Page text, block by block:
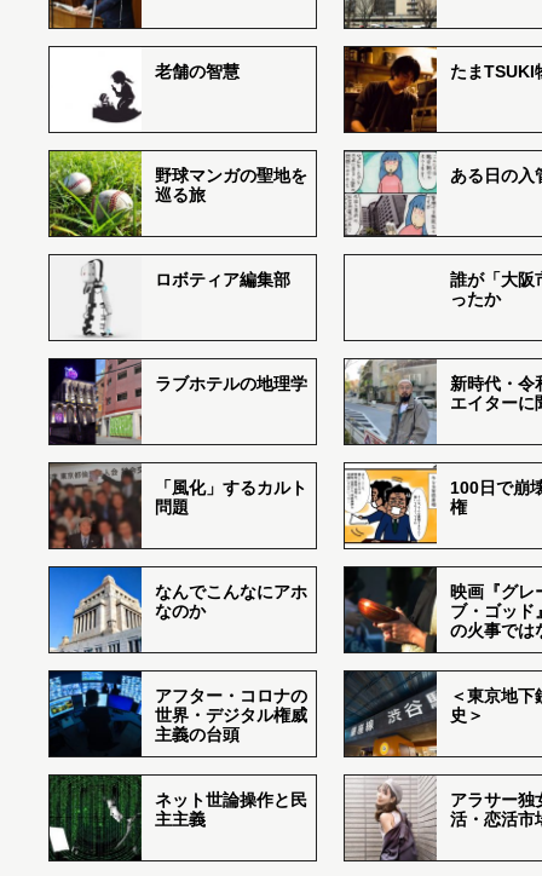
老舗の智慧 たまTSUKI
野球マンガの聖地を
巡る旅
ある日の入
ロボティア編集部
誰が「大阪
ったか
ラブホテルの地理学
新時代・令
エイターに
「風化」するカルト
問題
100日で崩
権
なんでこんなにアホ
なのか
映画『グレ
ブ・ゴッド
の火事では
アフター・コロナの
世界・デジタル権威
主義の台頭
＜東京地下
史＞
ネット世論操作と民
主主義
アラサー独
活・恋活市